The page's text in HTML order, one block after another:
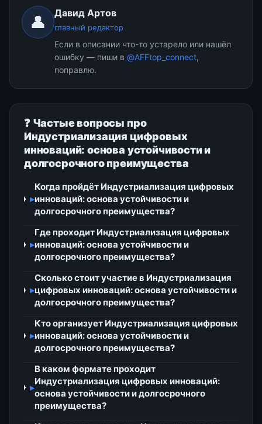
👤 Давид Артов
главный редактор
Если в описании что-то устарело или нашёл
ошибку — пиши в @AFFtop_connect,
поправлю.
❓ Частые вопросы про
Индустриализация цифровых
инноваций: основа устойчивости и
долгосрочного преимущества
▸
Когда пройдёт Индустриализация цифровых
инноваций: основа устойчивости и
долгосрочного преимущества?
▸
Где проходит Индустриализация цифровых
инноваций: основа устойчивости и
долгосрочного преимущества?
▸
Сколько стоит участие в Индустриализация
цифровых инноваций: основа устойчивости и
долгосрочного преимущества?
▸
Кто организует Индустриализация цифровых
инноваций: основа устойчивости и
долгосрочного преимущества?
▸
В каком формате проходит
Индустриализация цифровых инноваций:
основа устойчивости и долгосрочного
преимущества?